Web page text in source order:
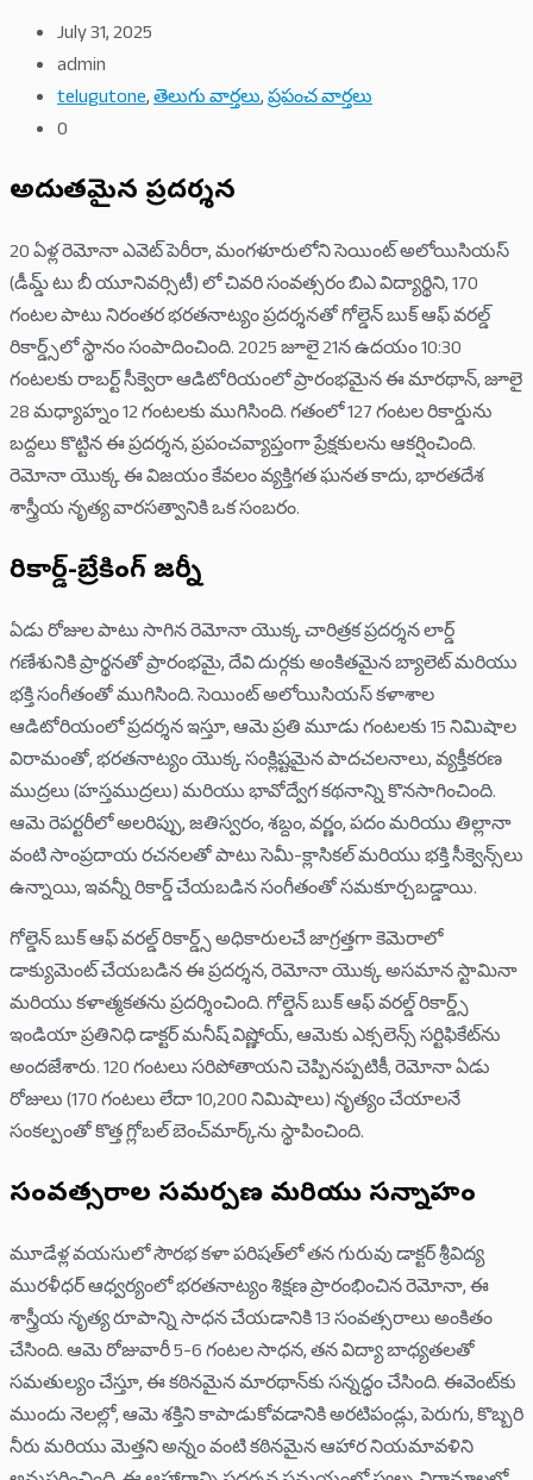
July 31, 2025
admin
telugutone,తెలుగు వార్తలు,ప్రపంచ వార్తలు
0
అద్భుతమైన ప్రదర్శన
20 ఏళ్ల రెమోనా ఎవెట్ పెరీరా, మంగళూరులోని సెయింట్ అలోయిసియస్
(డీమ్డ్ టు బీ యూనివర్సిటీ) లో చివరి సంవత్సరం బిఎ విద్యార్థిని, 170
గంటల పాటు నిరంతర భరతనాట్యం ప్రదర్శనతో గోల్డెన్ బుక్ ఆఫ్ వరల్డ్
రికార్డ్స్‌లో స్థానం సంపాదించింది. 2025 జూలై 21న ఉదయం 10:30
గంటలకు రాబర్ట్ సీక్వెరా ఆడిటోరియంలో ప్రారంభమైన ఈ మారథాన్, జూలై
28 మధ్యాహ్నం 12 గంటలకు ముగిసింది. గతంలో 127 గంటల రికార్డును
బద్దలు కొట్టిన ఈ ప్రదర్శన, ప్రపంచవ్యాప్తంగా ప్రేక్షకులను ఆకర్షించింది.
రెమోనా యొక్క ఈ విజయం కేవలం వ్యక్తిగత ఘనత కాదు, భారతదేశ
శాస్త్రీయ నృత్య వారసత్వానికి ఒక సంబరం.
రికార్డ్-బ్రేకింగ్ జర్నీ
ఏడు రోజుల పాటు సాగిన రెమోనా యొక్క చారిత్రక ప్రదర్శన లార్డ్
గణేశునికి ప్రార్థనతో ప్రారంభమై, దేవి దుర్గకు అంకితమైన బ్యాలెట్ మరియు
భక్తి సంగీతంతో ముగిసింది. సెయింట్ అలోయిసియస్ కళాశాల
ఆడిటోరియంలో ప్రదర్శన ఇస్తూ, ఆమె ప్రతి మూడు గంటలకు 15 నిమిషాల
విరామంతో, భరతనాట్యం యొక్క సంక్లిష్టమైన పాదచలనాలు, వ్యక్తీకరణ
ముద్రలు (హస్తముద్రలు) మరియు భావోద్వేగ కథనాన్ని కొనసాగించింది.
ఆమె రెపర్టరీలో అలరిప్పు, జతిస్వరం, శబ్దం, వర్ణం, పదం మరియు తిల్లానా
వంటి సాంప్రదాయ రచనలతో పాటు సెమీ-క్లాసికల్ మరియు భక్తి సీక్వెన్స్‌లు
ఉన్నాయి, ఇవన్నీ రికార్డ్ చేయబడిన సంగీతంతో సమకూర్చబడ్డాయి.
గోల్డెన్ బుక్ ఆఫ్ వరల్డ్ రికార్డ్స్ అధికారులచే జాగ్రత్తగా కెమెరాలో
డాక్యుమెంట్ చేయబడిన ఈ ప్రదర్శన, రెమోనా యొక్క అసమాన స్టామినా
మరియు కళాత్మకతను ప్రదర్శించింది. గోల్డెన్ బుక్ ఆఫ్ వరల్డ్ రికార్డ్స్
ఇండియా ప్రతినిధి డాక్టర్ మనీష్ విష్ణోయ్, ఆమెకు ఎక్సలెన్స్ సర్టిఫికేట్‌ను
అందజేశారు. 120 గంటలు సరిపోతాయని చెప్పినప్పటికీ, రెమోనా ఏడు
రోజులు (170 గంటలు లేదా 10,200 నిమిషాలు) నృత్యం చేయాలనే
సంకల్పంతో కొత్త గ్లోబల్ బెంచ్‌మార్క్‌ను స్థాపించింది.
సంవత్సరాల సమర్పణ మరియు సన్నాహం
మూడేళ్ల వయసులో సౌరభ కళా పరిషత్‌లో తన గురువు డాక్టర్ శ్రీవిద్య
మురళీధర్ ఆధ్వర్యంలో భరతనాట్యం శిక్షణ ప్రారంభించిన రెమోనా, ఈ
శాస్త్రీయ నృత్య రూపాన్ని సాధన చేయడానికి 13 సంవత్సరాలు అంకితం
చేసింది. ఆమె రోజువారీ 5-6 గంటల సాధన, తన విద్యా బాధ్యతలతో
సమతుల్యం చేస్తూ, ఈ కఠినమైన మారథాన్‌కు సన్నద్ధం చేసింది. ఈవెంట్‌కు
ముందు నెలల్లో, ఆమె శక్తిని కాపాడుకోవడానికి అరటిపండ్లు, పెరుగు, కొబ్బరి
నీరు మరియు మెత్తని అన్నం వంటి కఠినమైన ఆహార నియమావళిని